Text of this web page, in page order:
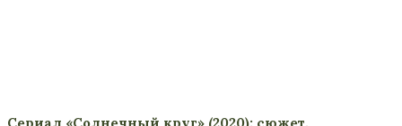
Сериал «Солнечный круг» (2020): сюжет,